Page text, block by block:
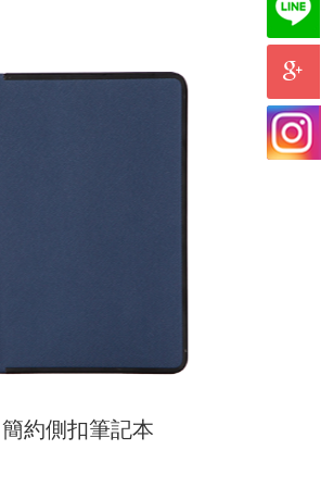
簡約側扣筆記本